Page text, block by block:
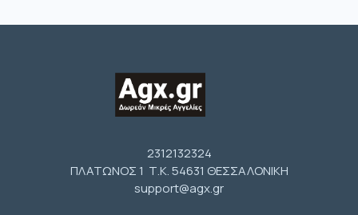
2312132324
ΠΛΑΤΩΝΟΣ 1 Τ.Κ. 54631 ΘΕΣΣΑΛΟΝΙΚΗ
support@agx.gr